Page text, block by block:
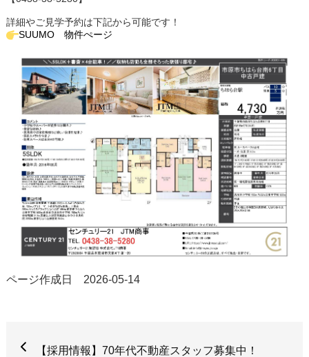
詳細やご見学予約は下記から可能です！
SUUMO 物件ぺージ
ページ作成日 2026-05-14
【採用情報】70年代不動産スタッフ募集中！